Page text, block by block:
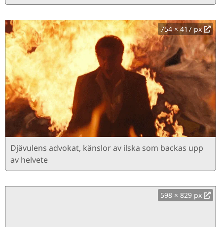
754 × 417 px
Djävulens advokat, känslor av ilska som backas upp
av helvete
598 × 829 px